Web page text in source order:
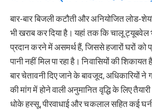
बार-बार बिजली कटौती और अनियोजित लोड-
भी खराब कर दिया है। यहां तक ​​कि चालू ट्यूबवेल
प्रदान करने में असमर्थ हैं, जिससे हजारों घरों
पानी नहीं मिल पा रहा है।निवासियों की शिकायत
बार चेतावनी दिए जाने के बावजूद, अधिकारियों ने
की मांग में होने वाली अनुमानित वृद्धि के लिए
धोके हस्सू, पीरवाधाई और चकलाल सहित कई